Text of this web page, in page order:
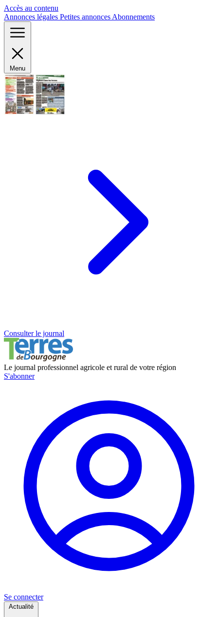
Accès au contenu
Annonces légales Petites annonces Abonnements
Menu
Consulter le journal
Le journal professionnel agricole et rural de votre région
S'abonner
Se connecter
Actualité
Panneau de gestion des cookies